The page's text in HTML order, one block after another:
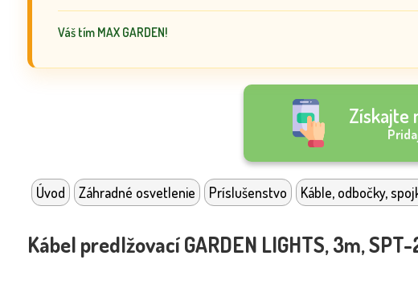
Váš tím MAX GARDEN!
Získajte
Úvod Záhradné osvetlenie Príslušenstvo Káble, odbočky,
Kábel predlžovací GARDEN LIGHTS, 3m, SPT-